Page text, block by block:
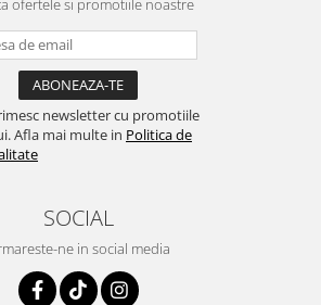
ofertele si promotiile noastre
newsletter cu promotiile
Afla mai multe in Politica de
SOCIAL
ne in social media